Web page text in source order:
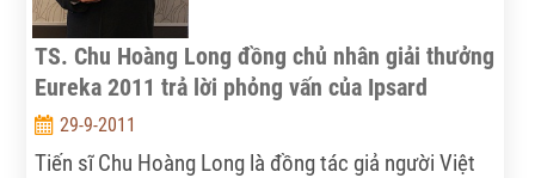
TS. Chu Hoàng Long đồng chủ nhân giải thưởng
Eureka 2011 trả lời phỏng vấn của Ipsard
29-9-2011
Tiến sĩ Chu Hoàng Long là đồng tác giả người Việt